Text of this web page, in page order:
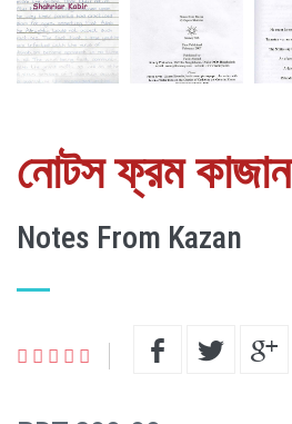
নোটস ফ্রম কাজান
Notes From Kazan